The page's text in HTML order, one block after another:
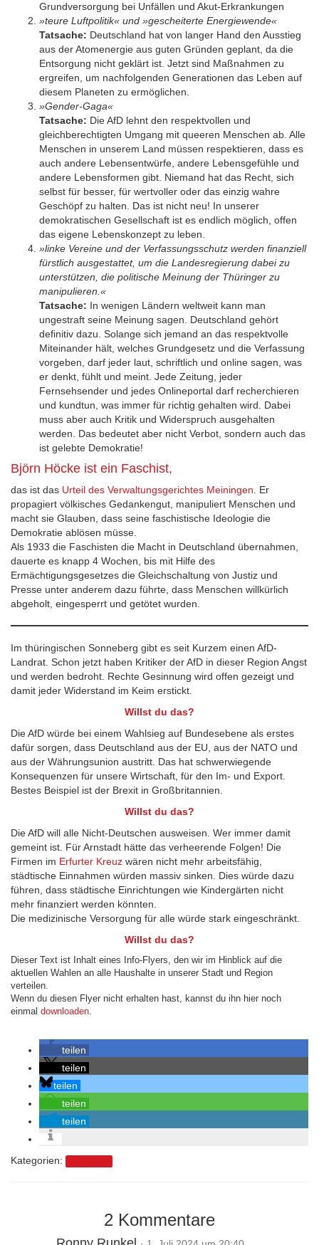
Grundversorgung bei Unfällen und Akut-Erkrankungen
»teure Luftpolitik« und »gescheiterte Energiewende«
Tatsache: Deutschland hat von langer Hand den Ausstieg
aus der Atomenergie aus guten Gründen geplant, da die
Entsorgung nicht geklärt ist. Jetzt sind Maßnahmen zu
ergreifen, um nachfolgenden Generationen das Leben auf
diesem Planeten zu ermöglichen.
»Gender-Gaga«
Tatsache: Die AfD lehnt den respektvollen und
gleichberechtigten Umgang mit queeren Menschen ab. Alle
Menschen in unserem Land müssen respektieren, dass es
auch andere Lebensentwürfe, andere Lebensgefühle und
andere Lebensformen gibt. Niemand hat das Recht, sich
selbst für besser, für wertvoller oder das einzig wahre
Geschöpf zu halten. Das ist nicht neu! In unserer
demokratischen Gesellschaft ist es endlich möglich, offen
das eigene Lebenskonzept zu leben.
»linke Vereine und der Verfassungsschutz werden finanziell
fürstlich ausgestattet, um die Landesregierung dabei zu
unterstützen, die politische Meinung der Thüringer zu
manipulieren.«
Tatsache: In wenigen Ländern weltweit kann man
ungestraft seine Meinung sagen. Deutschland gehört
definitiv dazu. Solange sich jemand an das respektvolle
Miteinander hält, welches Grundgesetz und die Verfassung
vorgeben, darf jeder laut, schriftlich und online sagen, was
er denkt, fühlt und meint. Jede Zeitung, jeder
Fernsehsender und jedes Onlineportal darf recherchieren
und kundtun, was immer für richtig gehalten wird. Dabei
muss aber auch Kritik und Widerspruch ausgehalten
werden. Das bedeutet aber nicht Verbot, sondern auch das
ist gelebte Demokratie!
Björn Höcke ist ein Faschist,
das ist das Urteil des Verwaltungsgerichtes Meiningen . Er
propagiert völkisches Gedankengut, manipuliert Menschen und
macht sie Glauben, dass seine faschistische Ideologie die
Demokratie ablösen müsse.
Als 1933 die Faschisten die Macht in Deutschland übernahmen,
dauerte es knapp 4 Wochen, bis mit Hilfe des
Ermächtigungsgesetzes die Gleichschaltung von Justiz und
Presse unter anderem dazu führte, dass Menschen willkürlich
abgeholt, eingesperrt und getötet wurden.
Im thüringischen Sonneberg gibt es seit Kurzem einen AfD-
Landrat. Schon jetzt haben Kritiker der AfD in dieser Region Angst
und werden bedroht. Rechte Gesinnung wird offen gezeigt und
damit jeder Widerstand im Keim erstickt.
Willst du das?
Die AfD würde bei einem Wahlsieg auf Bundesebene als erstes
dafür sorgen, dass Deutschland aus der EU, aus der NATO und
aus der Währungsunion austritt. Das hat schwerwiegende
Konsequenzen für unsere Wirtschaft, für den Im- und Export.
Bestes Beispiel ist der Brexit in Großbritannien.
Willst du das?
Die AfD will alle Nicht-Deutschen ausweisen. Wer immer damit
gemeint ist. Für Arnstadt hätte das verheerende Folgen! Die
Firmen im Erfurter Kreuz wären nicht mehr arbeitsfähig,
städtische Einnahmen würden massiv sinken. Dies würde dazu
führen, dass städtische Einrichtungen wie Kindergärten nicht
mehr finanziert werden könnten.
Die medizinische Versorgung für alle würde stark eingeschränkt.
Willst du das?
Dieser Text ist Inhalt eines Info-Flyers, den wir im Hinblick auf die
aktuellen Wahlen an alle Haushalte in unserer Stadt und Region
verteilen.
Wenn du diesen Flyer nicht erhalten hast, kannst du ihn hier noch
einmal downloaden.
teilen
teilen
teilen
teilen
teilen
Kategorien:
2 Kommentare